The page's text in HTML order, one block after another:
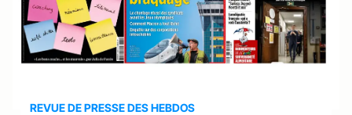
REVUE DE PRESSE DES HEBDOS